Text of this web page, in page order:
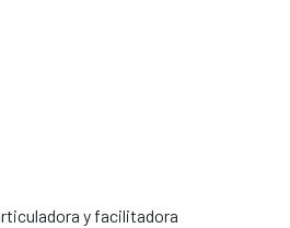
y facilitadora